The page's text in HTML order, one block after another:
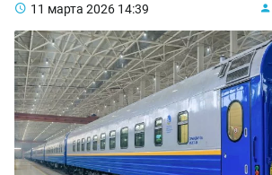
11 марта 2026 14:39